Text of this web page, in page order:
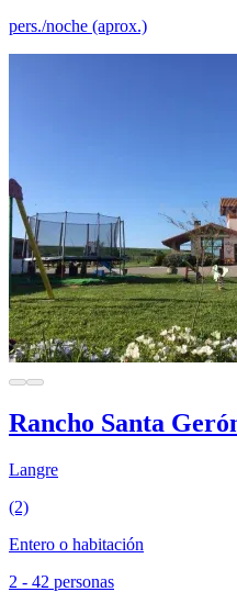
pers./noche (aprox.)
Rancho Santa
Langre
(2)
Entero o habitación
2 - 42 personas